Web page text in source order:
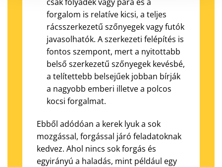
forgalom is relatíve kicsi, a teljes
rácsszerkezetű szőnyegek vagy futók
javasolhatók. A szerkezeti felépítés is
fontos szempont, mert a nyitottabb
belső szerkezetű szőnyegek kevésbé,
a telítettebb belsejűek jobban bírják
a nagyobb emberi illetve a polcos
kocsi forgalmat.
Ebből adódóan a kerek lyuk a sok
mozgással, forgással járó feladatoknak
kedvez. Ahol nincs sok forgás és
egyirányú a haladás, mint például egy